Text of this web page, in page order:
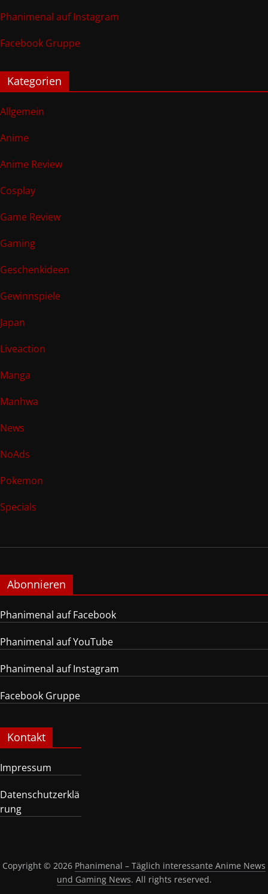
Phanimenal auf Instagram
Facebook Gruppe
Kategorien
Allgemein
Anime
Anime Review
Cosplay
Game Review
Gaming
Geschenkideen
Gewinnspiele
Japan
Liveaction
Manga
Manhwa
News
NoAds
Pokemon
Specials
Abonnieren
Phanimenal auf Facebook
Phanimenal auf YouTube
Phanimenal auf Instagram
Facebook Gruppe
Kontakt
Impressum
Datenschutzerklä
rung
Copyright © 2026 Phanimenal – Täglich interessante Anime News
und Gaming News. All rights reserved.